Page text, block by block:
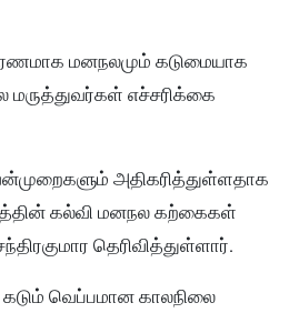
மனநலமும் கடுமையாக
மருத்துவர்கள் எச்சரிக்கை
அதிகரித்துள்ளதாக
கல்வி மனநல கற்கைகள்
தெரிவித்துள்ளார்.
வெப்பமான காலநிலை